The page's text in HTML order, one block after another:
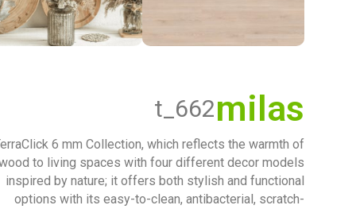
milas
t_662
6 mm Collection, which reflects the warmth of
to living spaces with four different decor models
inspired by nature; it offers both stylish and functional
options with its easy-to-clean, antibacterial, scratch-